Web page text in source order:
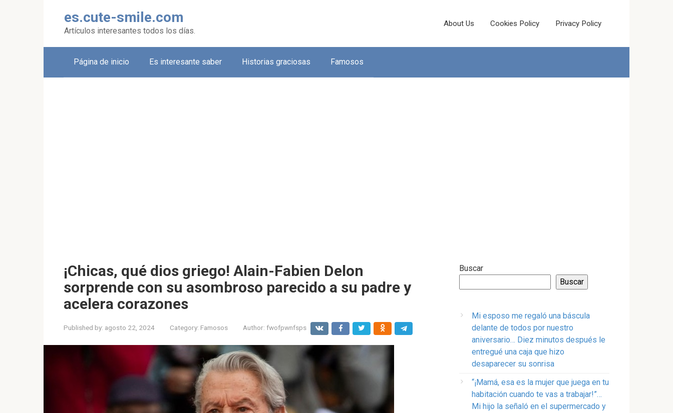
es.cute-smile.com
Artículos interesantes todos los días.
About Us Cookies Policy Privacy Policy
Página de inicio Es interesante saber Historias graciosas Famosos
¡Chicas, qué dios griego! Alain-Fabien Delon
sorprende con su asombroso parecido a su padre y
acelera corazones
Published by: agosto 22, 2024 Category: Famosos Author: fwofpwnfsps
Buscar
Buscar
Mi esposo me regaló una báscula
delante de todos por nuestro
aniversario… Diez minutos después le
entregué una caja que hizo
desaparecer su sonrisa
“¡Mamá, esa es la mujer que juega en tu
habitación cuando te vas a trabajar!”…
Mi hijo la señaló en el supermercado y